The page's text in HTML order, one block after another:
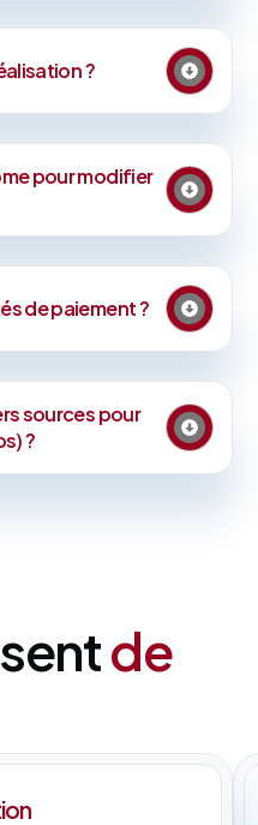
?
pour modifier
de paiement ?
sources pour
?
de